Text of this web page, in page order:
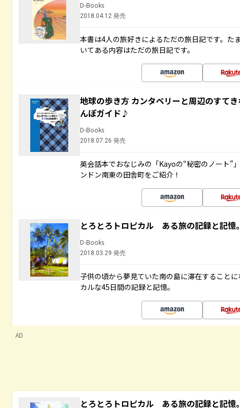
D-Books
2018.04.12 発売
本書は4人の旅好きによるただの旅日記です。た
いてある内容はただの旅日記です。
地球の歩き方 カンタベリーと周辺のすて
んぽガイド♪
D-Books
2018.07.26 発売
英会話本でおなじみの「Kayoの“秘密のノート”
ンドン南東の田舎町をご紹介！
とろとろトロピカル ある旅の記録と記
D-Books
2018.03.29 発売
子供の頃から夢見ていた南の島に滞在すること
カルな45日間の記録と記憶。
AD
とろとろトロピカル ある旅の記録と記